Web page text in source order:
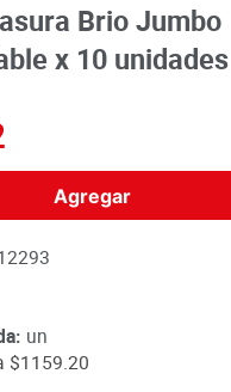
Brio Jumbo
x 10 unidades
Agregar
un
$1159.20